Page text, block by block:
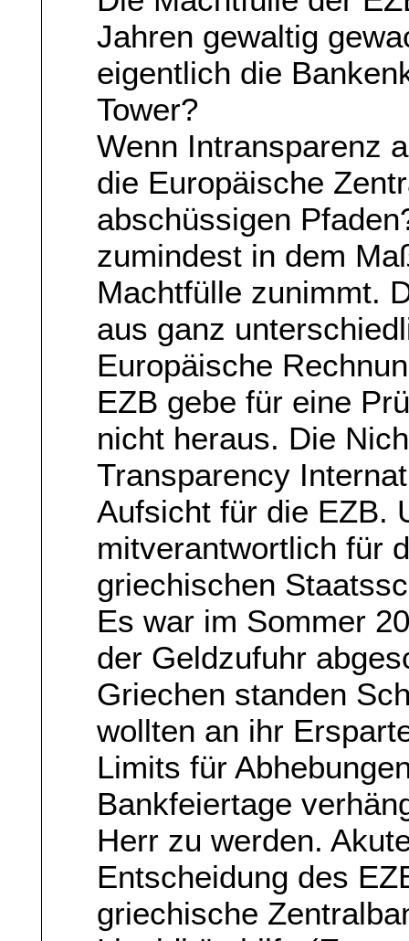
Jahren gewaltig
eigentlich die
Tower?
Wenn Intransparenz
die Europäische
abschüssigen
zumindest in dem
Machtfülle zunimmt.
aus ganz
Europäische
EZB gebe für eine
nicht heraus. Die
Transparency
Aufsicht für die EZB.
mitverantwortlich für
griechischen
Es war im Sommer
der Geldzufuhr
Griechen standen
wollten an ihr
Limits für
Bankfeiertage
Herr zu werden.
Entscheidung des
griechische